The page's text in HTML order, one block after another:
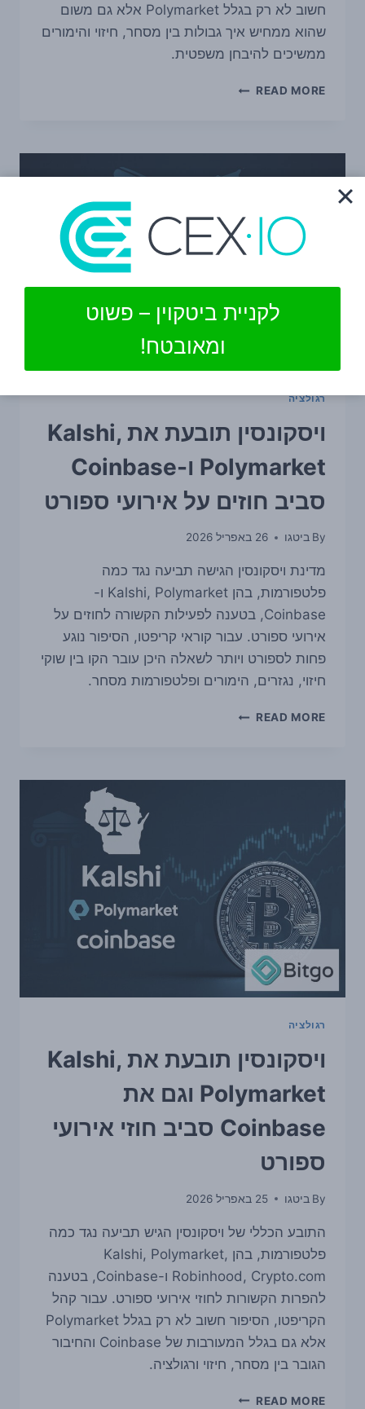
חשוב לא רק בגלל Polymarket אלא גם משום
שהוא ממחיש איך גבולות בין מסחר, חיזוי והימורים
ממשיכים להיבחן משפטית.
READ MORE ויסקונסין
POLYMARKET,
COINBASE
חוזי
אירוע
על
רגולציה
ויסקונסין תובעת את Kalshi,
Polymarket ו-Coinbase
סביב חוזים על אירועי ספורט
By ביטגו 26 באפריל 2026
מדינת ויסקונסין הגישה תביעה נגד כמה
פלטפורמות, בהן Kalshi, Polymarket ו-
Coinbase, בטענה לפעילות הקשורה לחוזים על
אירועי ספורט. עבור קוראי קריפטו, הסיפור נוגע
פחות לספורט ויותר לשאלה היכן עובר הקו בין שוקי
חיזוי, נגזרים, הימורים ופלטפורמות מסחר.
READ MORE ויסקונסין
POLYMARKET
חוזים
על
אירועי
ספורט
רגולציה
ויסקונסין תובעת את Kalshi,
Polymarket וגם את
Coinbase סביב חוזי אירועי
ספורט
By ביטגו 25 באפריל 2026
התובע הכללי של ויסקונסין הגיש תביעה נגד כמה
פלטפורמות, בהן Kalshi, Polymarket,
Robinhood, Crypto.com ו-Coinbase, בטענה
להפרות הקשורות לחוזי אירועי ספורט. עבור קהל
הקריפטו, הסיפור חשוב לא רק בגלל Polymarket
אלא גם בגלל המעורבות של Coinbase והחיבור
הגובר בין מסחר, חיזוי ורגולציה.
READ MORE ויסקונסין
לקניית ביטקוין – פשוט
ומאובטח!